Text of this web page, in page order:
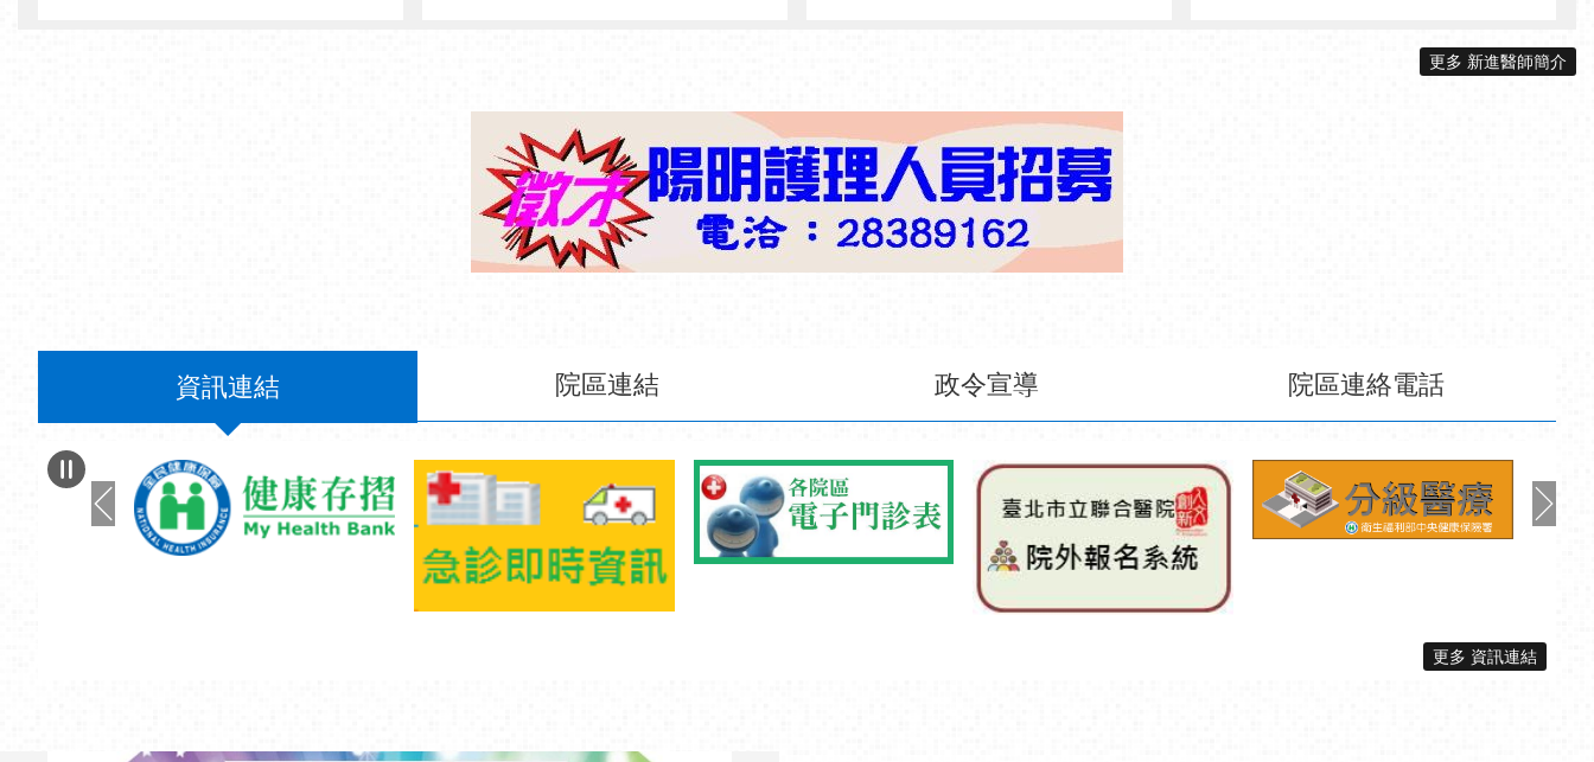
院區連結 政令宣導
通過SNQ國家品質標章-白內障手術後人工水晶體合併症處理 - 新式修復手術研發，應